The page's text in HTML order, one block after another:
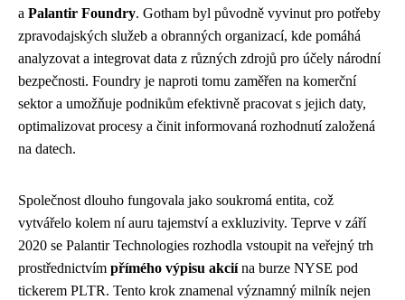
a Palantir Foundry. Gotham byl původně vyvinut pro potřeby
zpravodajských služeb a obranných organizací, kde pomáhá
analyzovat a integrovat data z různých zdrojů pro účely národní
bezpečnosti. Foundry je naproti tomu zaměřen na komerční
sektor a umožňuje podnikům efektivně pracovat s jejich daty,
optimalizovat procesy a činit informovaná rozhodnutí založená
na datech.
Společnost dlouho fungovala jako soukromá entita, což
vytvářelo kolem ní auru tajemství a exkluzivity. Teprve v září
2020 se Palantir Technologies rozhodla vstoupit na veřejný trh
prostřednictvím přímého výpisu akciína burze NYSE pod
tickerem PLTR. Tento krok znamenal významný milník nejen